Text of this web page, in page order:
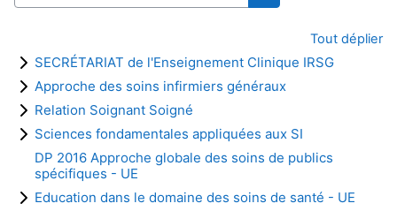
Rechercher des
Tout déplier
SECRÉTARIAT de l'Enseignement Clinique IRSG
Approche des soins infirmiers généraux
Relation Soignant Soigné
Sciences fondamentales appliquées aux SI
DP 2016 Approche globale des soins de publics
spécifiques - UE
Education dans le domaine des soins de santé - UE